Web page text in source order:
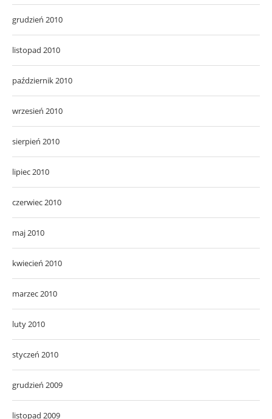
grudzień 2010
listopad 2010
październik 2010
wrzesień 2010
sierpień 2010
lipiec 2010
czerwiec 2010
maj 2010
kwiecień 2010
marzec 2010
luty 2010
styczeń 2010
grudzień 2009
listopad 2009